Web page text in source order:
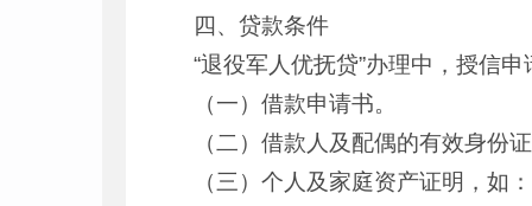
四、贷款条件
“退役军人优抚贷”办理中，授信
（一）借款申请书。
（二）借款人及配偶的有效身份
（三）个人及家庭资产证明，如